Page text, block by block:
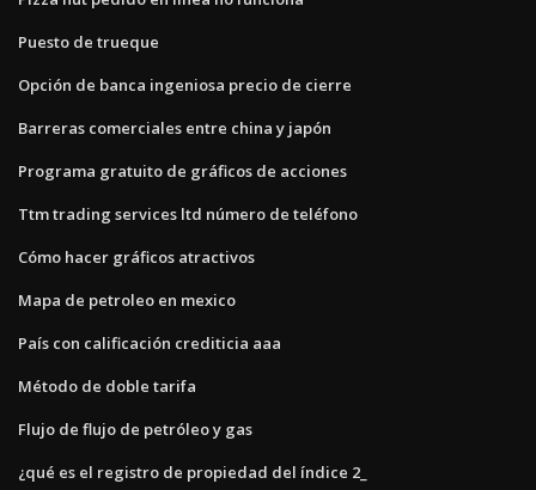
Puesto de trueque
Opción de banca ingeniosa precio de cierre
Barreras comerciales entre china y japón
Programa gratuito de gráficos de acciones
Ttm trading services ltd número de teléfono
Cómo hacer gráficos atractivos
Mapa de petroleo en mexico
País con calificación crediticia aaa
Método de doble tarifa
Flujo de flujo de petróleo y gas
¿qué es el registro de propiedad del índice 2_